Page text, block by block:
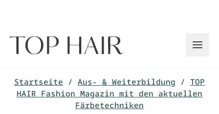
Startseite / Aus- & Weiterbildung / TOP
HAIR Fashion Magazin mit den aktuellen
Färbetechniken